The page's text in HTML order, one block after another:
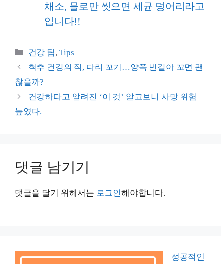
채소, 물로만 씻으면 세균 덩어리라고
입니다!!
카
테
리
건강 팁,Tips
척추 건강의 적, 다리 꼬기…양쪽 번갈아 꼬면 괜
찮을까?
건강하다고 알려진 ‘이 것’ 알고보니 사망 위험
높였다.
댓글 남기기
댓글을 달기 위해서는 로그인해야합니다.
성공적인